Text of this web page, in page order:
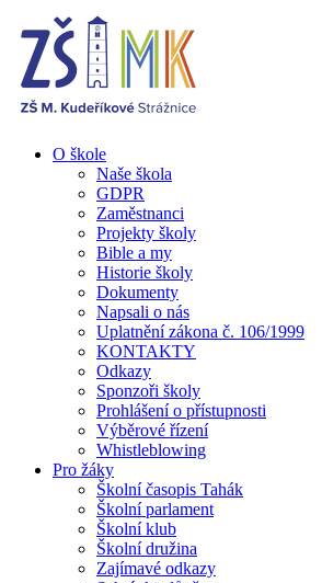
O škole
Naše škola
GDPR
Zaměstnanci
Projekty školy
Bible a my
Historie školy
Dokumenty
Napsali o nás
Uplatnění zákona č. 106/1999
KONTAKTY
Odkazy
Sponzoři školy
Prohlášení o přístupnosti
Výběrové řízení
Whistleblowing
Pro žáky
Školní časopis Tahák
Školní parlament
Školní klub
Školní družina
Zajímavé odkazy